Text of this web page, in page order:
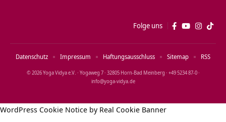
Folge uns
© 2026 Yoga Vidya e.V. · Yogaweg 7 · 32805 Horn‑Bad Meinberg · +49 5234 87‑0 ·
info@yoga‑vidya.de
Datenschutz Impressum Haftungsausschluss Sitemap RSS
WordPress Cookie Notice by Real Cookie Banner